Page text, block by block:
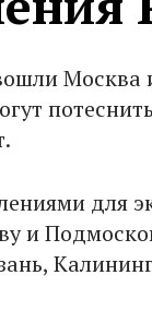
Москва
для
и